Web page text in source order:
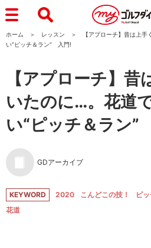
ホーム レッスン
【アプローチ】昔は上
い“ピッチ＆ラン” 入門!
【アプローチ】昔
いたのに…。花道
い“ピッチ＆ラン
GDアーカイブ
KEYWORD 2020 こんどこの技！ ピ
花道